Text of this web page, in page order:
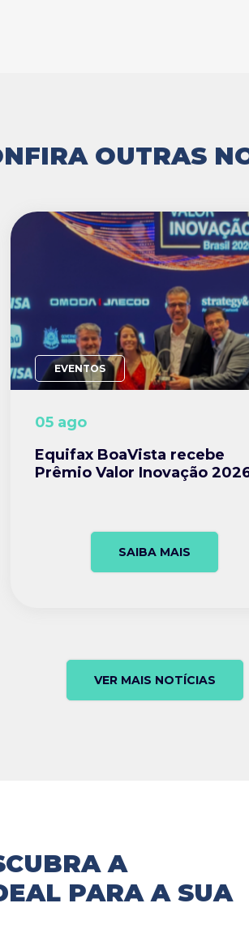
OUTRAS
EVENTOS
05 ago
Equifax BoaVista recebe
Prêmio Valor Inovação
SAIBA MAIS
VER MAIS NOTÍCIAS
A
PARA A SUA